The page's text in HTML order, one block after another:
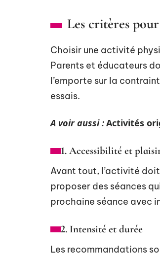
Les critères
Choisir une activité
Parents et éducateurs
l’emporte sur la
essais.
A voir aussi :Activités
1. Accessibilité et
Avant tout, l’activité
proposer des séances
prochaine séance avec
2. Intensité et durée
Les recommandations